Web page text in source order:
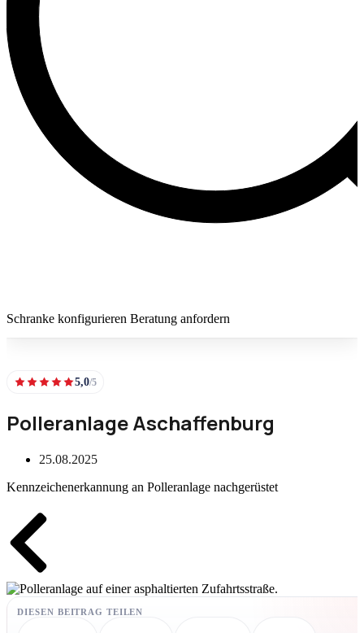
Schranke konfigurieren Beratung anfordern
5,0/5
Polleranlage Aschaffenburg
25.08.2025
Kennzeichenerkannung an Polleranlage nachgerüstet
DIESEN BEITRAG TEILEN